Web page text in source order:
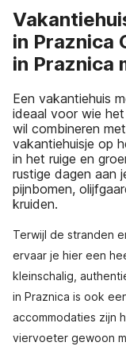
in Praznica
in Praznica
Een vakantiehuis
ideaal voor wie
wil combineren
vakantiehuisje op
in het ruige en
rustige dagen aan
pijnbomen,
kruiden.
Terwijl de stranden
ervaar je hier een
kleinschalig,
in Praznica is ook
accommodaties zijn
viervoeter gewoon